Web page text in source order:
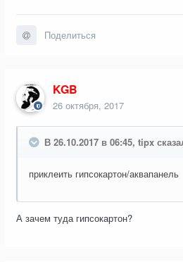
Поделиться
KGB
26 октября, 2017
В 26.10.2017 в 06:45, tipx
приклеить гипсокартон/аквапанель
А зачем туда гипсокартон?